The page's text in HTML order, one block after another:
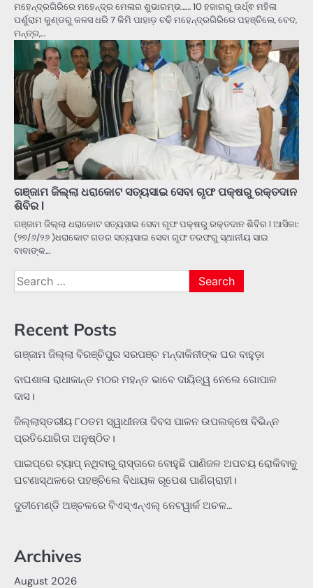
ମହେନ୍ଦ୍ରଗିରିରେ ମହେନ୍ଦ୍ର ମେଳାର ଶୁଭାରମ୍ଭ…… 10 ହଜାରରୁ ଉର୍ଧ୍ଵ ମହିଳା
ପର୍ଶୁରାମ କୁଣ୍ଡରୁ କଳସ ଧରି 7 କିମି ପାହାଡ଼ ଚଢି ମହେନ୍ଦ୍ରଗିରିରେ ପହଞ୍ଚିଲେ, ବେଦ,
ମନ୍ତ୍ର,…
ଗଞ୍ଜାମ ଜିଲ୍ଲା ଧରାକୋଟ ସତ୍ୟସାଇ ସେବା ଗୃଫ ପକ୍ଷରୁ ରକ୍ତଦାନ
ଶିବିର l
ଗଞ୍ଜାମ ଜିଲ୍ଲା ଧରାକୋଟ ସତ୍ୟସାଇ ସେବା ଗୃଫ ପକ୍ଷରୁ ରକ୍ତଦାନ ଶିବିର l ଆସିକା:
(୨୭/୬/୨୬ )ଧରାକୋଟ ଗଡର ସତ୍ୟସାଇ ସେବା ଗୃଫ ତରଫରୁ ସ୍ଥାନୀୟ ସାଇ
ବାବାଙ୍କ…
Search
for:
Recent Posts
ଗଞ୍ଜାମ ଜିଲ୍ଲା ବିରଞ୍ଚିପୁର ସରପଞ୍ଚ ମନ୍ଦାକିନୀଙ୍କ ଘର ବାହୁଡ଼ା
ବାଘଶାଳା ରାଧାକାନ୍ତ ମଠର ମହନ୍ତ ଭାବେ ଦାୟିତ୍ୱ ନେଲେ ଗୋପାଳ
ଦାସ।
ଜିଲ୍ଲାସ୍ତରୀୟ ୮୦ତମ ସ୍ୱାଧୀନତା ଦିବସ ପାଳନ ଉପଲକ୍ଷେ ବିଭିନ୍ନ
ପ୍ରତିଯୋଗିତା ଅନୁଷ୍ଠିତ।
ପାଇପ୍‌ରେ ଟ୍ୟାପ୍‌ ନଥିବାରୁ ରାସ୍ତାରେ ବୋହୁଛି ପାଣିଜଳ ଅପଚୟ ରୋକିବାକୁ
ଘଟଣାସ୍ଥଳରେ ପହଞ୍ଚିଲେ ବିଧାୟକ ରୂପେଶ ପାଣିଗ୍ରାହୀ।
ଦୁତୀମେଣ୍ଡି ଅଞ୍ଚଳରେ ବିଏସ୍‌ଏନ୍‌ଏଲ୍‌ ନେଟୱାର୍କ ଅଚଳ…
Archives
August 2026